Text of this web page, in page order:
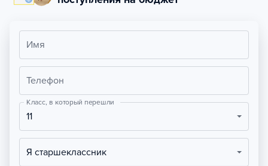
Имя
Телефон
Класс, в который перешли
11
Я старшеклассник